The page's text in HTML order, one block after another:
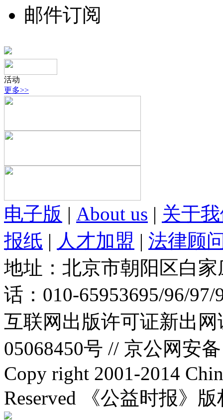
邮件订阅
活动
更多>>
电子版 | About us | 关于
报纸 | 人才加盟 | 法律顾
地址：北京市朝阳区白
话：010-65953695/96/
互联网出版许可证新出
05068450号 // 京公网安
Copy right 2001-2014
Reserved 《公益时报》